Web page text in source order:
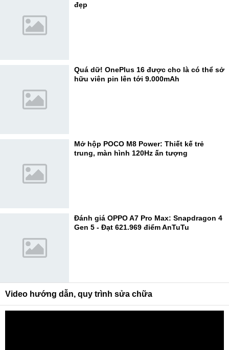
đẹp
Quá dữ! OnePlus 16 được cho là có thể sở
hữu viên pin lên tới 9.000mAh
Mở hộp POCO M8 Power: Thiết kế trẻ
trung, màn hình 120Hz ấn tượng
Đánh giá OPPO A7 Pro Max: Snapdragon 4
Gen 5 - Đạt 621.969 điểm AnTuTu
Video hướng dẫn, quy trình sửa chữa